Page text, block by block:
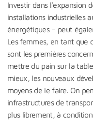
Investir dans l’expansion
installations industrielles
énergétiques – peut
Les femmes, en tant que
sont les premières
mettre du pain sur la
mieux, les nouveaux
moyens de le faire. On
infrastructures de
plus librement, à